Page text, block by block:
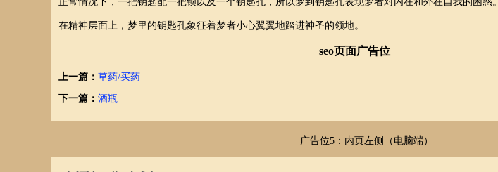
在精神层面上，梦里的钥匙孔象征着梦者小心翼翼地踏进神圣的领地。
seo页面广告位
上一篇： 草药/买药
下一篇： 酒瓶
广告位5：内页左侧（电脑端）